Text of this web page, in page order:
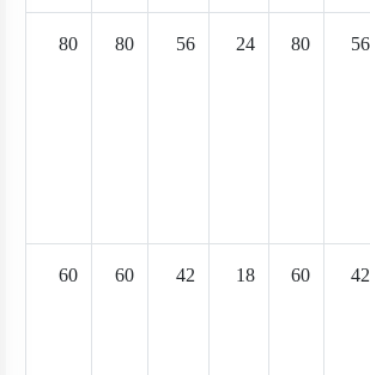
56
80
24
56
80
80
42
60
18
42
60
60